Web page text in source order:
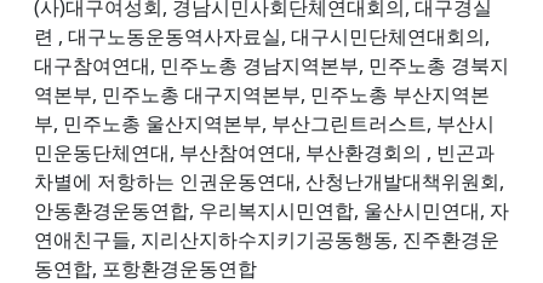
(사)대구여성회, 경남시민사회단체연대회의, 대구경실
련 , 대구노동운동역사자료실, 대구시민단체연대회의,
대구참여연대, 민주노총 경남지역본부, 민주노총 경북지
역본부, 민주노총 대구지역본부, 민주노총 부산지역본
부, 민주노총 울산지역본부, 부산그린트러스트, 부산시
민운동단체연대, 부산참여연대, 부산환경회의 , 빈곤과
차별에 저항하는 인권운동연대, 산청난개발대책위원회,
안동환경운동연합, 우리복지시민연합, 울산시민연대, 자
연애친구들, 지리산지하수지키기공동행동, 진주환경운
동연합, 포항환경운동연합